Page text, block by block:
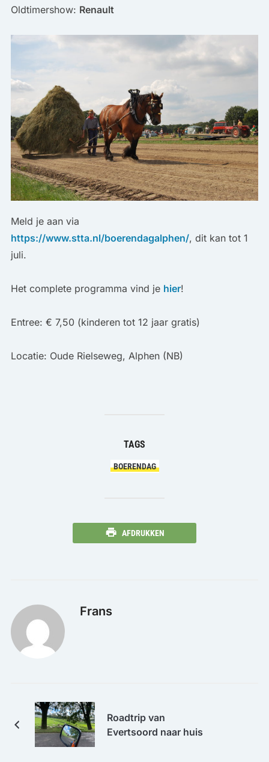
Oldtimershow: Renault
Meld je aan via
https://www.stta.nl/boerendagalphen/, dit kan tot 1
juli.
Het complete programma vind je hier!
Entree: € 7,50 (kinderen tot 12 jaar gratis)
Locatie: Oude Rielseweg, Alphen (NB)
TAGS
BOERENDAG
AFDRUKKEN
Frans
Roadtrip van
Evertsoord naar huis